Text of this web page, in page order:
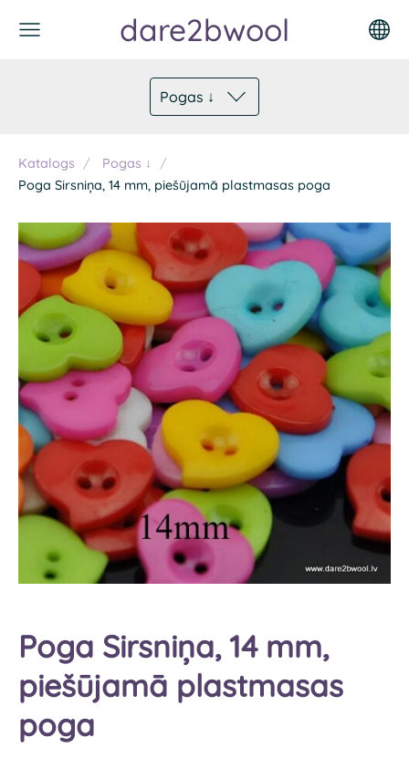
dare2bwool
Pogas ↓
Katalogs
Pogas ↓
Poga Sirsniņa, 14 mm, piešūjamā plastmasas poga
Poga Sirsniņa, 14 mm,
piešūjamā plastmasas
poga